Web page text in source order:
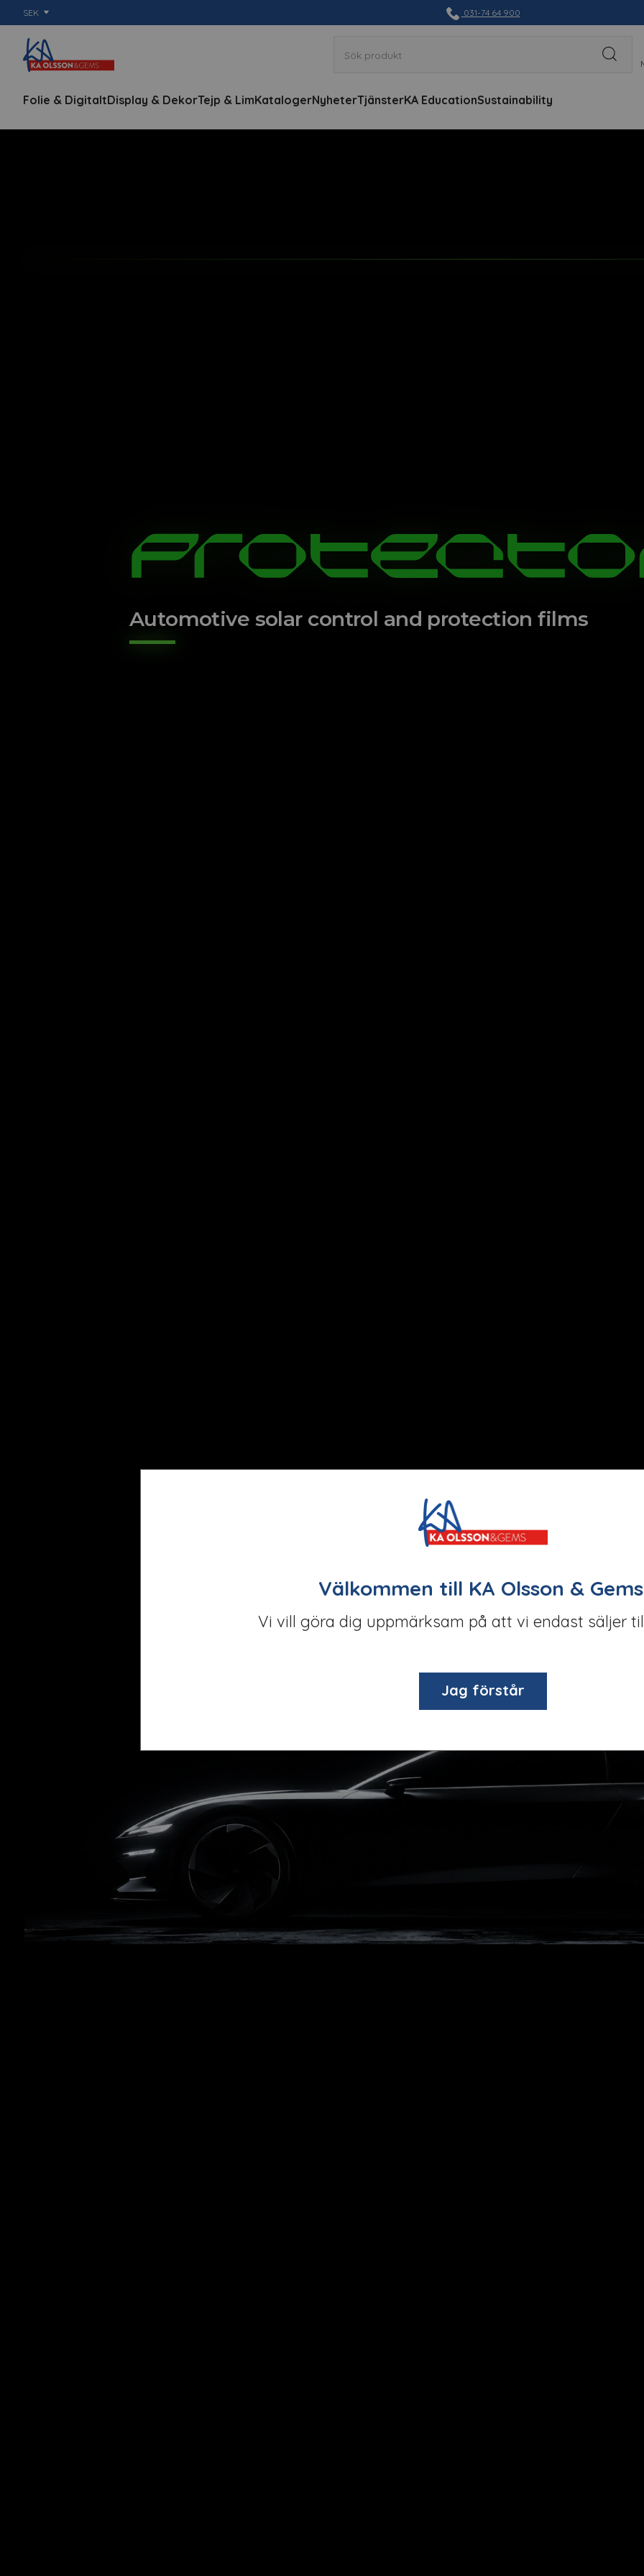
SEK 031-74 64 900
Folie & DigitaltDisplay & DekorTejp & LimKatalogerNyheterTjänsterKA EducationSustainability
Automotive solar control and protection films
Välkommen till KA Olsson &
Vi vill göra dig uppmärksam på att vi endast säljer
Jag förstår